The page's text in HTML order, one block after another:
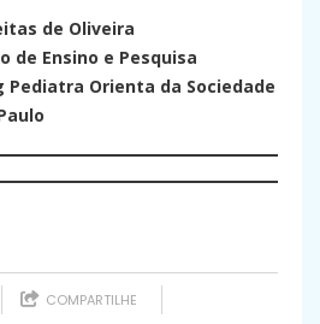
de Oliveira
de Ensino e Pesquisa
Pediatra Orienta da Sociedade
COMPARTILHE